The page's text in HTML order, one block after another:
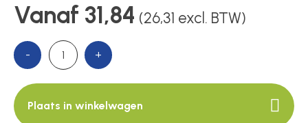
Vanaf 31,84 (26,31 excl. BTW)
- +
Plaats in winkelwagen